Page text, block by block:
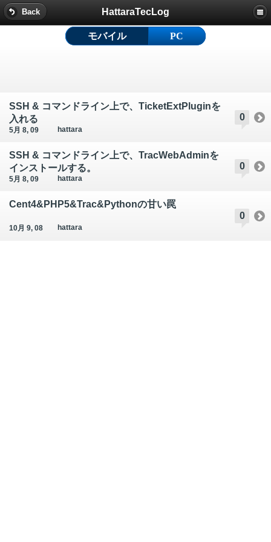
Back HattaraTecLog
0
SSH & コマンドライン上で、TicketExtPluginを
入れる
5月 8, 09 hattara
0
SSH & コマンドライン上で、TracWebAdminを
インストールする。
5月 8, 09 hattara
0
Cent4&PHP5&Trac&Pythonの甘い罠
10月 9, 08 hattara
モバイル PC